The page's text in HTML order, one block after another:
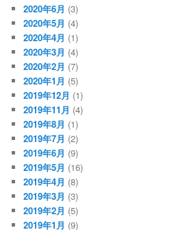
2020年6月 (3)
2020年5月 (4)
2020年4月 (1)
2020年3月 (4)
2020年2月 (7)
2020年1月 (5)
2019年12月 (1)
2019年11月 (4)
2019年8月 (1)
2019年7月 (2)
2019年6月 (9)
2019年5月 (16)
2019年4月 (8)
2019年3月 (3)
2019年2月 (5)
2019年1月 (9)